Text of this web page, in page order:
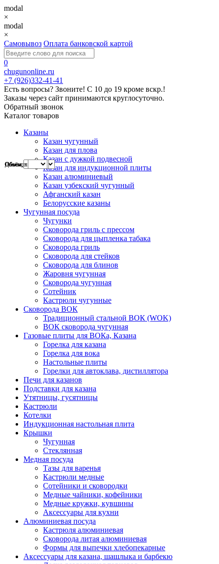
modal
×
modal
×
Самовывоз Оплата банковской картой
0
chugunonline.ru
+7 (926)332-41-41
Есть вопросы? Звоните! С 10 до 19 кроме вскр.!
Заказы через сайт принимаются круглосуточно.
Обратный звонок
Каталог товаров
Казаны
Казан чугунный
Казан для плова
Казан с дужкой подвесной
Казан для индукционной плиты
Казан алюминиевый
Казан узбекский чугунный
Афганский казан
Белорусские казаны
Чугунная посуда
Чугунки
Сковорода гриль с прессом
Сковорода для цыпленка табака
Сковорода гриль
Сковорода для стейков
Сковорода для блинов
Жаровня чугунная
Сковорода чугунная
Сотейник
Кастрюли чугунные
Сковорода ВОК
Традиционный стальной ВОК (WOK)
ВОК сковорода чугунная
Газовые плиты для ВОКа, Казана
Горелка для казана
Горелка для вока
Настольные плиты
Горелки для автоклава, дистиллятора
Печи для казанов
Подставки для казана
Утятницы, гусятницы
Кастрюли
Котелки
Индукционная настольная плита
Крышки
Чугунная
Стеклянная
Медная посуда
Тазы для варенья
Кастрюли медные
Сотейники и сковородки
Медные чайники, кофейники
Медные кружки, кувшины
Аксессуары для кухни
Алюминиевая посуда
Кастрюля алюминиевая
Сковорода литая алюминиевая
Формы для выпечки хлебопекарные
Аксессуары для казана, шашлыка и барбекю
Объем, л
Объём, л
Диаметр, см
Объём
Объем, л
Объем, л
Объем,л